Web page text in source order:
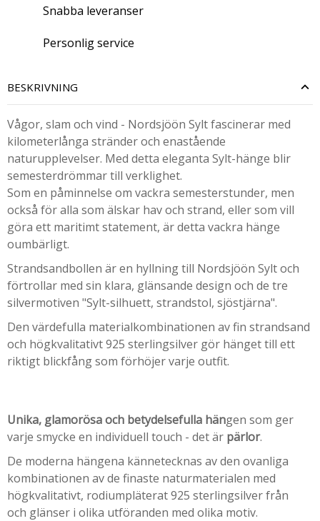
Snabba leveranser
Personlig service
BESKRIVNING
Vågor, slam och vind - Nordsjöön Sylt fascinerar med
kilometerlånga stränder och enastående
naturupplevelser. Med detta eleganta Sylt-hänge blir
semesterdrömmar till verklighet.
Som en påminnelse om vackra semesterstunder, men
också för alla som älskar hav och strand, eller som vill
göra ett maritimt statement, är detta vackra hänge
oumbärligt.
Strandsandbollen är en hyllning till Nordsjöön Sylt och
förtrollar med sin klara, glänsande design och de tre
silvermotiven "Sylt-silhuett, strandstol, sjöstjärna".
Den värdefulla materialkombinationen av fin strandsand
och högkvalitativt 925 sterlingsilver gör hänget till ett
riktigt blickfång som förhöjer varje outfit.
Unika, glamorösa och betydelsefulla hängen som ger
varje smycke en individuell touch - det är pärlor.
De moderna hängena kännetecknas av den ovanliga
kombinationen av de finaste naturmaterialen med
högkvalitativt, rodiumpläterat 925 sterlingsilver från
och glänser i olika utföranden med olika motiv.